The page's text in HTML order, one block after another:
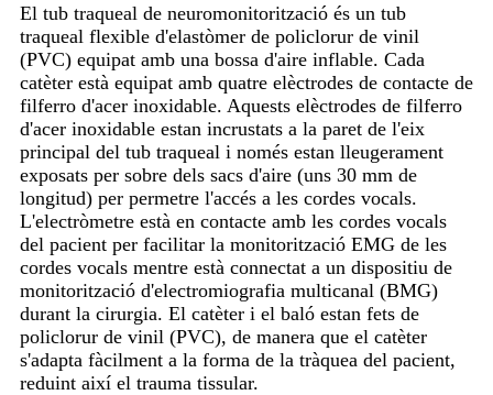
El tub traqueal de neuromonitorització és un tub
traqueal flexible d'elastòmer de policlorur de vinil
(PVC) equipat amb una bossa d'aire inflable. Cada
catèter està equipat amb quatre elèctrodes de contacte de
filferro d'acer inoxidable. Aquests elèctrodes de filferro
d'acer inoxidable estan incrustats a la paret de l'eix
principal del tub traqueal i només estan lleugerament
exposats per sobre dels sacs d'aire (uns 30 mm de
longitud) per permetre l'accés a les cordes vocals.
L'electròmetre està en contacte amb les cordes vocals
del pacient per facilitar la monitorització EMG de les
cordes vocals mentre està connectat a un dispositiu de
monitorització d'electromiografia multicanal (BMG)
durant la cirurgia. El catèter i el baló estan fets de
policlorur de vinil (PVC), de manera que el catèter
s'adapta fàcilment a la forma de la tràquea del pacient,
reduint així el trauma tissular.